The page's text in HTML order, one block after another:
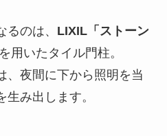
のは、 LIXIL「ストーン
を用いたタイル門柱。
、夜間に下から照明を当
み出します。